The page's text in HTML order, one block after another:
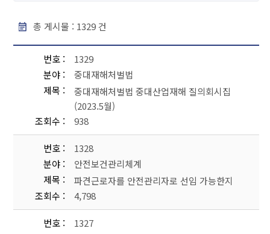
총 게시물 : 1329건
번호
1329
분야
중대재해처벌법
제목
중대재해처벌법 중대산업재해 질의회시집
(2023.5월)
조회수
938
번호
1328
분야
안전보건관리체계
제목
파견근로자를 안전관리자로 선임 가능한지
조회수
4,798
번호
1327